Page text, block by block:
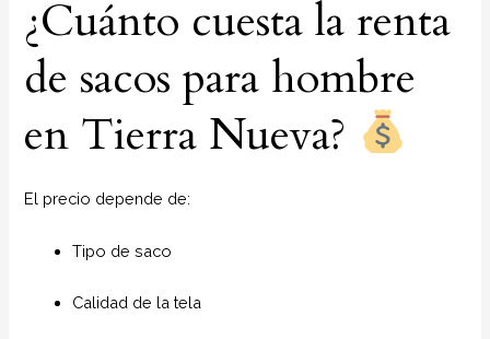
¿Cuánto cuesta la renta
de sacos para hombre
en Tierra Nueva?
El precio depende de:
Tipo de saco
Calidad de la tela